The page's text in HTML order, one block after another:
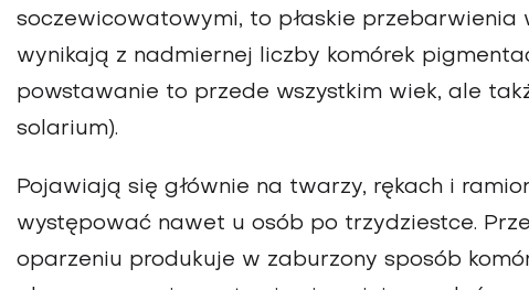
soczewicowatowymi, to płaskie przebarwienia
wynikają z nadmiernej liczby komórek
powstawanie to przede wszystkim wiek, ale
solarium).
Pojawiają się głównie na twarzy, rękach i
występować nawet u osób po trzydziestce.
oparzeniu produkuje w zaburzony sposób